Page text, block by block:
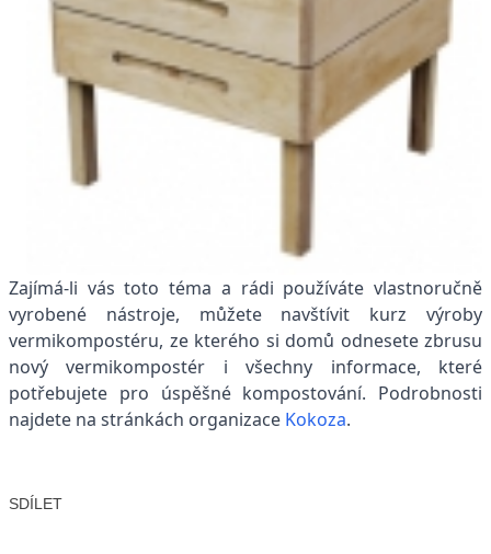
Zajímá-li vás toto téma a rádi používáte vlastnoručně
vyrobené nástroje, můžete navštívit kurz výroby
vermikompostéru, ze kterého si domů odnesete zbrusu
nový vermikompostér i všechny informace, které
potřebujete pro úspěšné kompostování. Podrobnosti
najdete na stránkách organizace Kokoza.
SDÍLET